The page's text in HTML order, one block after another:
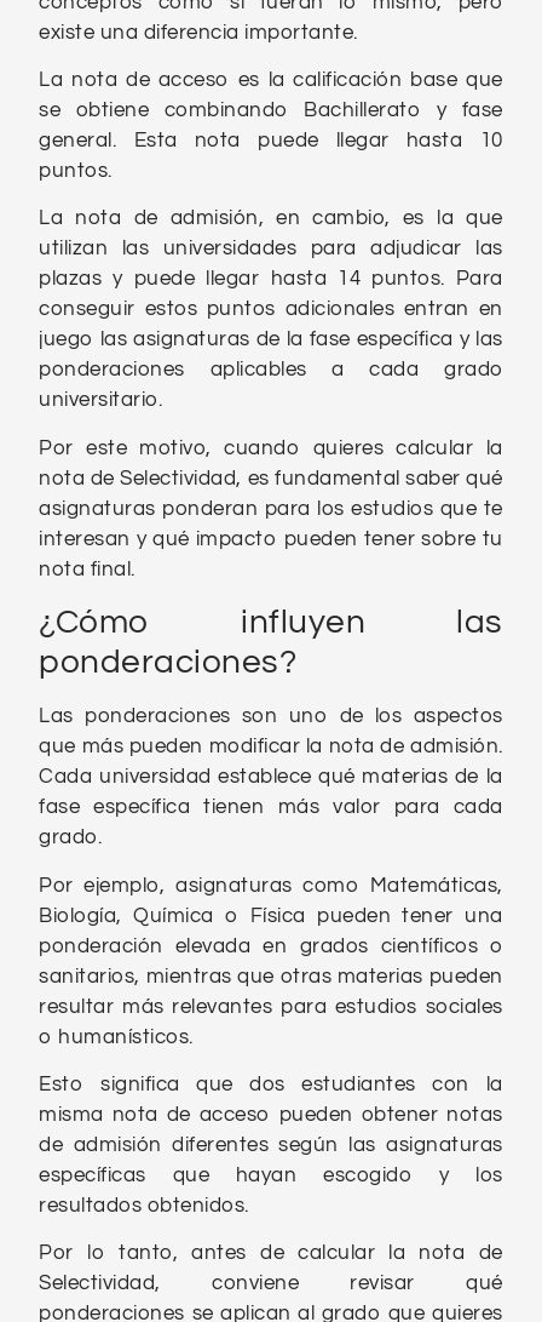
existe una diferencia importante.
La nota de acceso es la calificación base que
se obtiene combinando Bachillerato y fase
general. Esta nota puede llegar hasta 10
puntos.
La nota de admisión, en cambio, es la que
utilizan las universidades para adjudicar las
plazas y puede llegar hasta 14 puntos. Para
conseguir estos puntos adicionales entran en
juego las asignaturas de la fase específica y las
ponderaciones aplicables a cada grado
universitario.
Por este motivo, cuando quieres calcular la
nota de Selectividad, es fundamental saber qué
asignaturas ponderan para los estudios que te
interesan y qué impacto pueden tener sobre tu
nota final.
¿Cómo influyen las
ponderaciones?
Las ponderaciones son uno de los aspectos
que más pueden modificar la nota de admisión.
Cada universidad establece qué materias de la
fase específica tienen más valor para cada
grado.
Por ejemplo, asignaturas como Matemáticas,
Biología, Química o Física pueden tener una
ponderación elevada en grados científicos o
sanitarios, mientras que otras materias pueden
resultar más relevantes para estudios sociales
o humanísticos.
Esto significa que dos estudiantes con la
misma nota de acceso pueden obtener notas
de admisión diferentes según las asignaturas
específicas que hayan escogido y los
resultados obtenidos.
Por lo tanto, antes de calcular la nota de
Selectividad, conviene revisar qué
ponderaciones se aplican al grado que quieres